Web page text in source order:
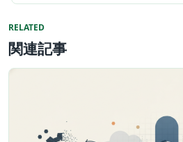
RELATED
関連記事